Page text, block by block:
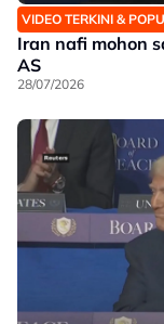
VIDEO TERKINI &
Iran nafi mohon
AS
28/07/2026